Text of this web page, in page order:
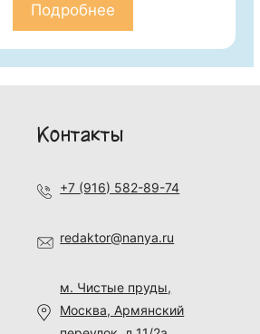
Подробнее
Контакты
+7 (916) 582-89-74
redaktor@nanya.ru
м. Чистые пруды,
Москва, Армянский